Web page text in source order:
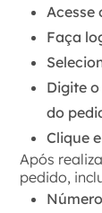
Acesse
Faça
Digite
do
Clique
Após
pedido,